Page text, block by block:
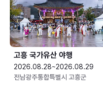
고흥 국가유산 야행
2026.08.28~2026.08.29
전남광주통합특별시 고흥군